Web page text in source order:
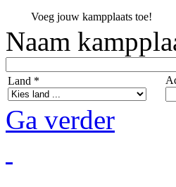
Voeg jouw kampplaats toe!
Naam
Land *
Ga verder